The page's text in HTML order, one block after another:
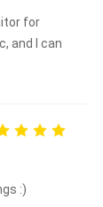
for
and I can
:)